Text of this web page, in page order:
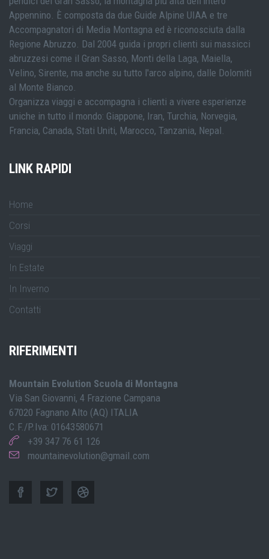
Appennino. È composta da due Guide Alpine UIAA e tre
Accompagnatori di Media Montagna ed è riconosciuta dalla
Regione Abruzzo. Dal 2004 guida i propri clienti sui massicci
abruzzesi come il Gran Sasso, Monti della Laga, Maiella,
Velino, Sirente, ma anche su tutto l'arco alpino, dalle Dolomiti
al Monte Bianco.
Organizza viaggi e accompagna i clienti a vivere esperienze
uniche in tutto il mondo: Giappone, Iran, Turchia, Norvegia,
Francia, Canada, Stati Uniti, Marocco, Tanzania, Nepal.
LINK RAPIDI
Home
Corsi
Viaggi
In Estate
In Inverno
Contatti
RIFERIMENTI
Mountain Evolution Scuola di Montagna
Via San Giovanni, 4 Frazione Campana
67020 Fagnano Alto (AQ) ITALIA
C.F./P.Iva: 01643580671
+39 347 76 61 126
mountainevolution@gmail.com